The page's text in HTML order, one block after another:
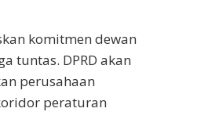
komitmen dewan
tuntas. DPRD akan
perusahaan
peraturan